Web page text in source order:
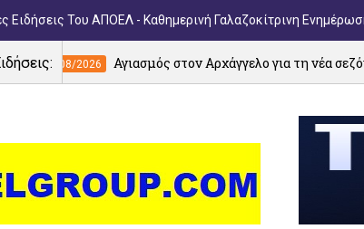
Ειδήσεις Του ΑΠΟΕΛ - Καθημερινή Γαλαζοκίτρινη
Αγιασμός στον Αρχάγγελο για τη νέα σεζόν!